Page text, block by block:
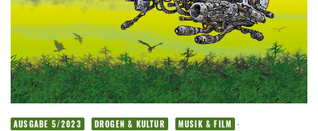
AUSGABE 5/2023 DROGEN & KULTUR MUSIK & FILM ·